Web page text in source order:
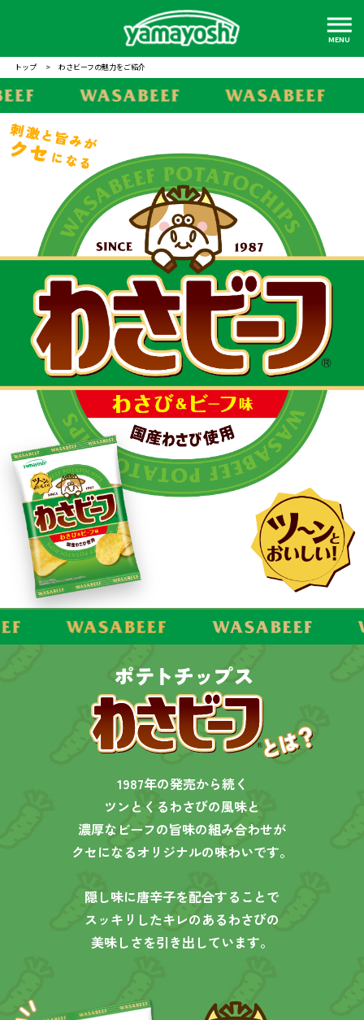
MENU
トップ > わさビーフの魅力をご紹介
1987年の発売から続く
ツンとくるわさびの風味と
濃厚なビーフの旨味の組み合わせが
クセになるオリジナルの味わいです。
隠し味に唐辛子を配合することで
スッキリしたキレのあるわさびの
美味しさを引き出しています。